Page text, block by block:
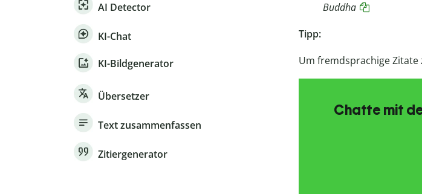
AI Detector
KI-Chat
KI-Bildgenerator
Übersetzer
Text zusammenfassen
Zitiergenerator
Buddha
Tipp:
Um fremdsprachige
Chatte mit